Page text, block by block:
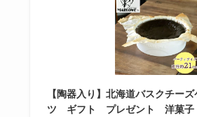
【陶器入り】北海道バスクチー
ツ ギフト プレゼント 洋菓